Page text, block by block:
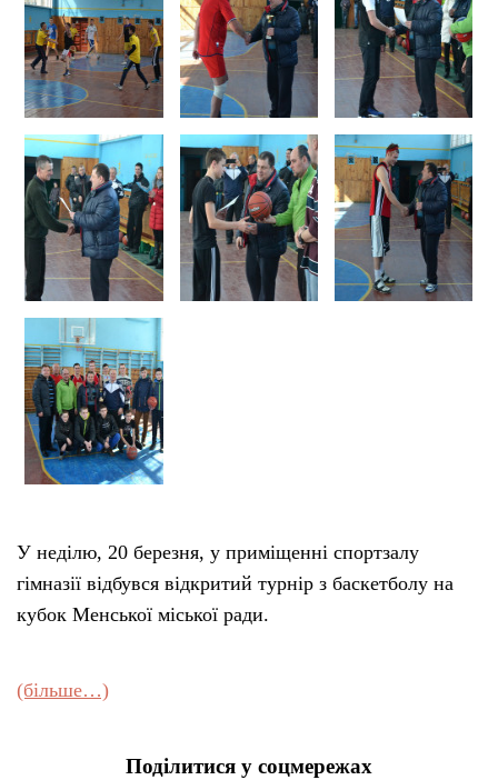
У неділю, 20 березня, у приміщенні спортзалу
гімназії відбувся відкритий турнір з баскетболу на
кубок Менської міської ради.
(більше…)
Поділитися у соцмережах